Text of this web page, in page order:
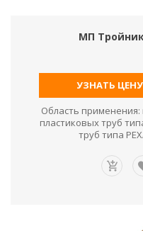
МП Тройник
УЗНАТЬ ЦЕНУ
Область
пластиковых труб
труб типа